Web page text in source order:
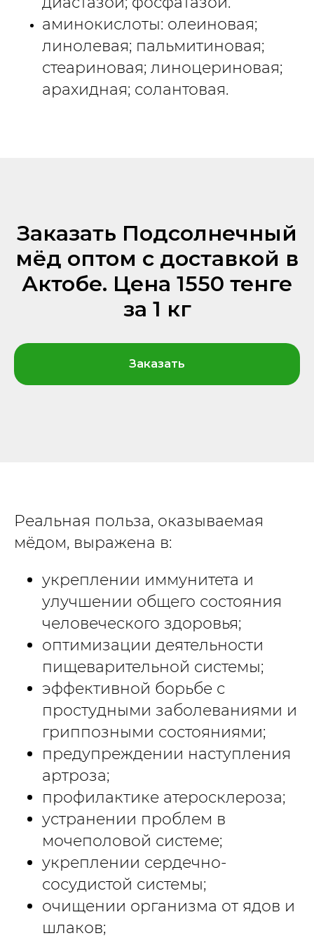
аминокислоты: олеиновая;
линолевая; пальмитиновая;
стеариновая; линоцериновая;
арахидная; солантовая.
Заказать Подсолнечный
мёд оптом с доставкой в
Актобе. Цена 1550 тенге
за 1 кг
Заказать
Реальная польза, оказываемая
мёдом, выражена в:
укреплении иммунитета и
улучшении общего состояния
человеческого здоровья;
оптимизации деятельности
пищеварительной системы;
эффективной борьбе с
простудными заболеваниями и
гриппозными состояниями;
предупреждении наступления
артроза;
профилактике атеросклероза;
устранении проблем в
мочеполовой системе;
укреплении сердечно-
сосудистой системы;
очищении организма от ядов и
шлаков;